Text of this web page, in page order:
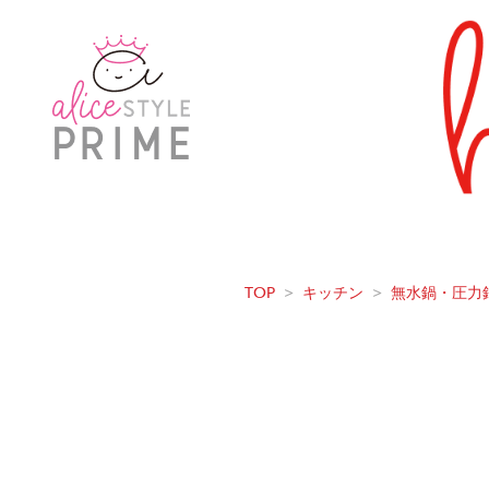
TOP > キッチン > 無水鍋・圧力